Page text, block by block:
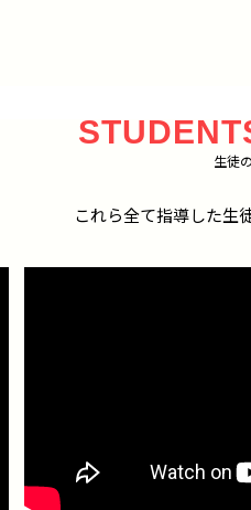
生徒
これら全て指導した生